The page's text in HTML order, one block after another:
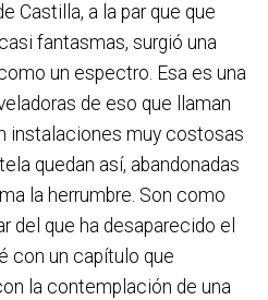
Castilla, a la par que que
fantasmas, surgió una
un espectro. Esa es una
de eso que llaman
instalaciones muy costosas
quedan así, abandonadas
la herrumbre. Son como
del que ha desaparecido el
con un capítulo que
la contemplación de una